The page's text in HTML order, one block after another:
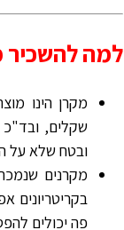
למה להשכיר
מקרן הינו
שקלים, ובד"כ
ובטח שלא על
מקרנים
בקריטריונים
פה יכולים